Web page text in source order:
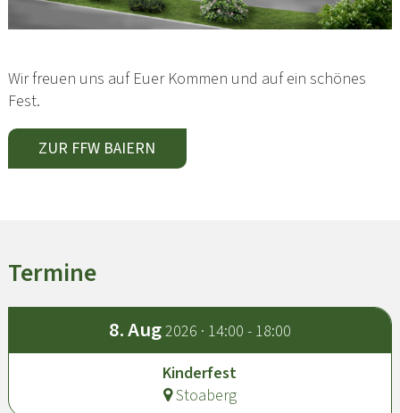
Wir freuen uns auf Euer Kommen und auf ein schönes
Fest.
ZUR FFW BAIERN
Termine
8.Aug2026 · 14:00 - 18:00
Kinderfest
Stoaberg